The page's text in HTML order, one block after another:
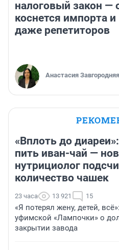
налоговый закон —
коснется импорта и
даже репетиторов
Анастасия Завгородняя
«Вплоть до
пить иван-чай —
нутрициолог
количество чашек
23 часа 13 921 15
«Я потерял жену, детей,
уфимской «Лампочки» о
закрытии завода